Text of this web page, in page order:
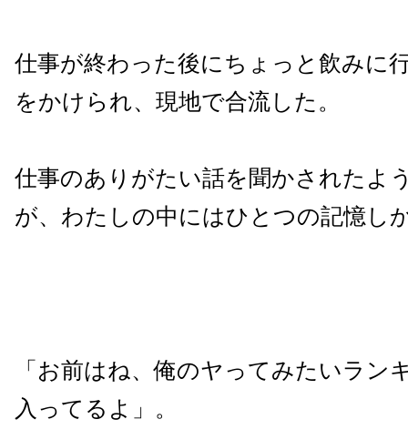
仕事が終わった後にちょっと飲みに
をかけられ、現地で合流した。
仕事のありがたい話を聞かされたよ
が、わたしの中にはひとつの記憶し
「お前はね、俺のヤってみたいラン
入ってるよ」。